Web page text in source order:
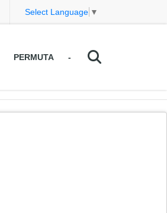
Select Language ▼
PERMUTA -